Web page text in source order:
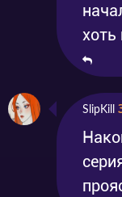
хоть
SlipKill